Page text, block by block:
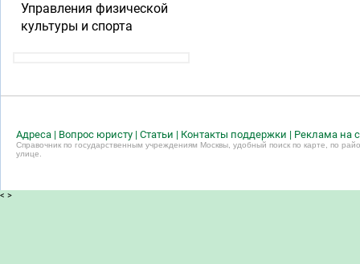
Управления физической
культуры и спорта
Адреса | Вопрос юристу | Статьи | Контакты поддержки | Реклама на
Справочник по государственным учреждениям Москвы, удобный поиск по карте, по
улице.
< >